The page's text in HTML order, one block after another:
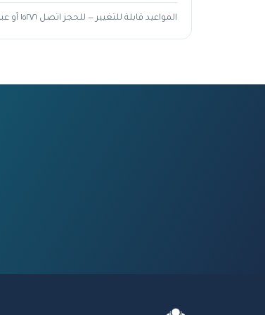
المواعيد قابلة للتغيير — للحجز اتصل ١٥٢٧٦ أو عبر واتساب